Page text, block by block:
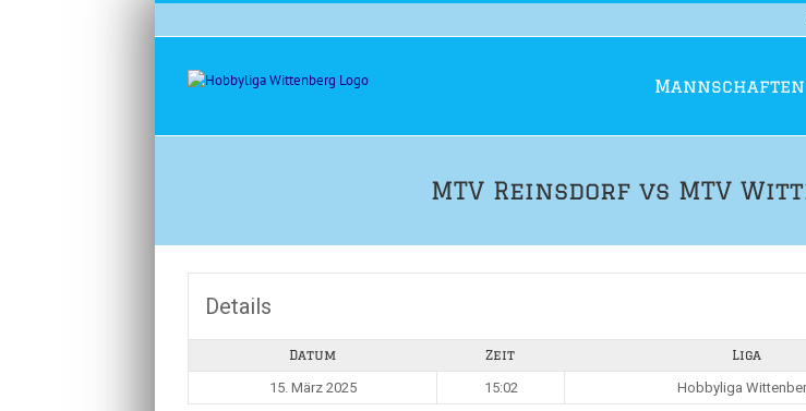
Mannschaften
MTV Reinsdorf vs MTV
Details
Datum Zeit Liga
15. März 2025 15:02 Hobbyliga